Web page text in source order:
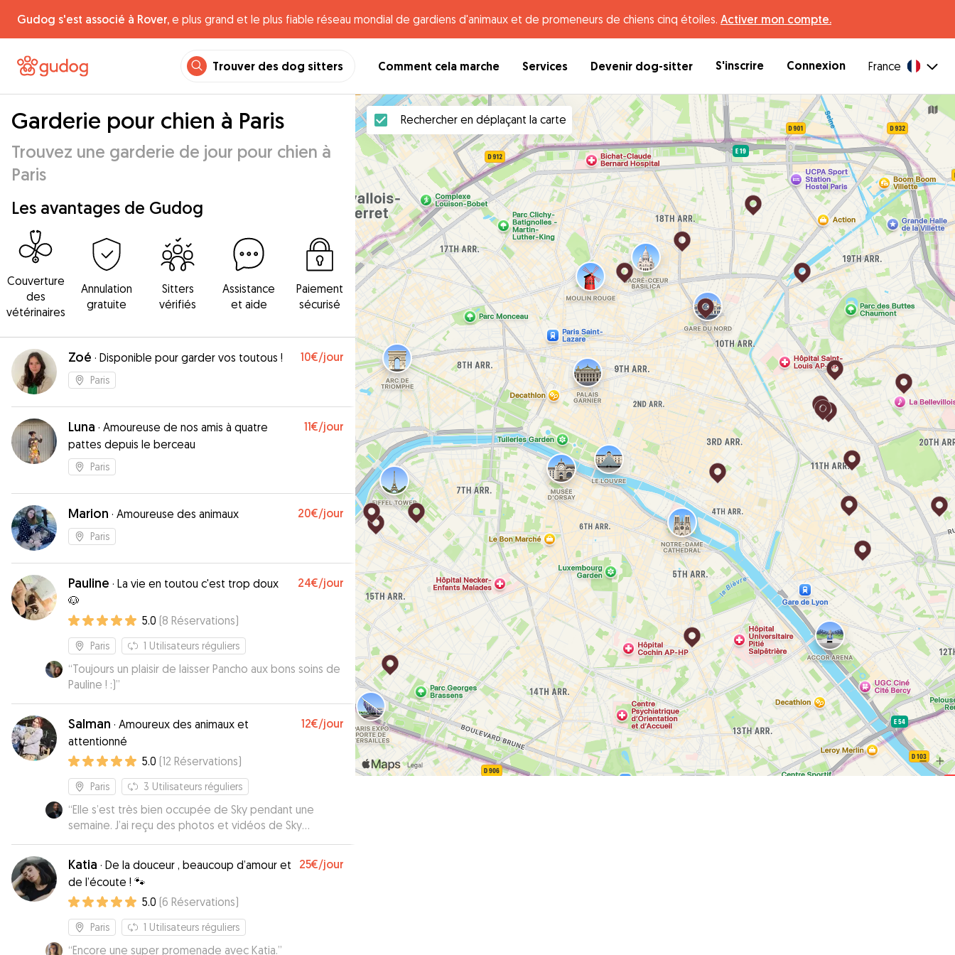
Gudog s'est associé à Rover, e plus grand et le plus fiable réseau mondial de gardiens d'animaux et de promeneurs de chiens cinq étoiles. Activer mon compte.
Trouver des dog sitters Comment cela marche Services Devenir dog-sitter S'inscrire Connexion France
Garderie pour chien à Paris
Trouvez une garderie de jour pour chien à
Paris
Les avantages de Gudog
Couverture
des
vétérinaires
Annulation
gratuite
Sitters
vérifiés
Assistance
et aide
Paiement
sécurisé
Zoé · Disponible pour garder vos toutous ! 10€/jour
Paris
Luna · Amoureuse de nos amis à quatre
pattes depuis le berceau
11€/jour
Paris
Marion · Amoureuse des animaux 20€/jour
Paris
Pauline · La vie en toutou c'est trop doux
🐶
24€/jour
5.0 (8 Réservations)
Paris 1 Utilisateurs réguliers
“Toujours un plaisir de laisser Pancho aux bons soins de
Pauline ! :)”
Salman · Amoureux des animaux et
attentionné
12€/jour
5.0 (12 Réservations)
Paris 3 Utilisateurs réguliers
“Elle s’est très bien occupée de Sky pendant une
semaine. J’ai reçu des photos et vidéos de Sky
pendant mon absence. Je recommande fortement !”
Katia · De la douceur , beaucoup d’amour et
de l’écoute ! 🐾
25€/jour
5.0 (6 Réservations)
Paris 1 Utilisateurs réguliers
“Encore une super promenade avec Katia.”
Rechercher en déplaçant la carte